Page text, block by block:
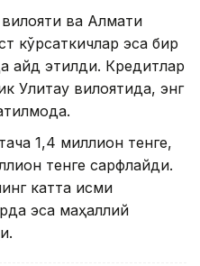
ва Алмати
кўрсаткичлар эса бир
қайд этилди. Кредитлар
Улитау вилоятида, энг
1,4 миллион тенге,
тенге сарфлайди.
катта қисми
эса маҳаллий